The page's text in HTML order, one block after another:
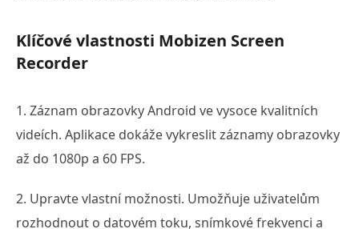
Klíčové vlastnosti Mobizen Screen
Recorder
1. Záznam obrazovky Android ve vysoce kvalitních
videích. Aplikace dokáže vykreslit záznamy obrazovky
až do 1080p a 60 FPS.
2. Upravte vlastní možnosti. Umožňuje uživatelům
rozhodnout o datovém toku, snímkové frekvenci a